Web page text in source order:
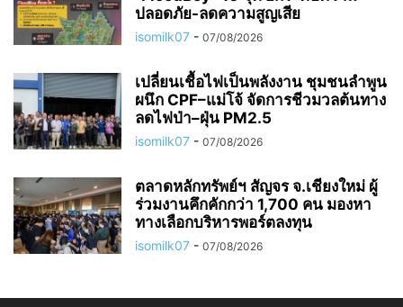
ปลอดภัย-ลดความสูญเสีย
isomilk07 - 07/08/2026
เปลี่ยนเชื้อไฟเป็นพลังงาน ชุมชนลำพูน
ผนึก CPF–แม่โจ้ จัดการชีวมวลต้นทาง
ลดไฟป่า–ฝุ่น PM2.5
isomilk07 - 07/08/2026
ตลาดหลักทรัพย์ฯ สัญจร จ.เชียงใหม่ ผู้
ร่วมงานคึกคักกว่า 1,700 คน มองหา
ทางเลือกบริหารพอร์ตลงทุน
isomilk07 - 07/08/2026